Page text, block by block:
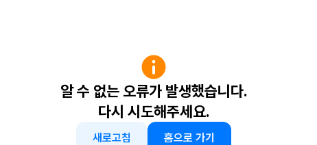
알 수 없는 오류가 발생했습니다.
다시 시도해주세요.
새로고침 홈으로 가기